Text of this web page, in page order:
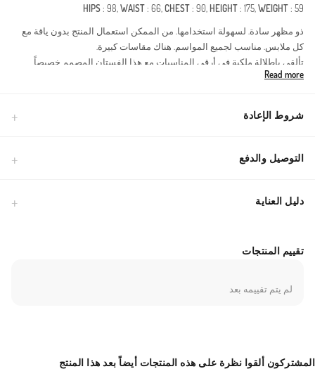
HIPS: 98,WAIST: 66,CHEST: 90, HEIGHT: 175,WEIGHT: 59
ذو مظهر سادة. لسهولة استخدامها. من الممكن استعمال المنتج بدون ياقة مع
كل ملابس. مناسب لجميع المواسم. هناك مقاسات كبيرة.
تألقي بإطلالة ملكية في أرقى المناسبات مع هذا الفستان المصمم خصيصاً
للمرأة العصرية التي تبحث عن الفخامة والحشمة. الفستان مصنوع من قماش
المزين بأحجار براقة تضفي لمسة من السحر على حضورك.نوع القماش:
بوليستر عالي الجودة، يتميز بمتانته وقدرته على الحفاظ على شكل
التل المنسدل لإعطاء مظهر أنثوي راقٍ.القصة: قصة قياسية مريحة تضمن لكِ
ليناسب الأجواء الاحتفالية مع مراعاة راحة الجسم، حيث يسمح النسيج بمرور
Made in Türkiye
Read more
شروط الإعادة
التوصيل والدفع
دليل العناية
تقييم المنتجات
لم يتم تقييمه بعد
المشتركون ألقوا نظرة على هذه المنتجات أيضاً بعد هذا المنتج